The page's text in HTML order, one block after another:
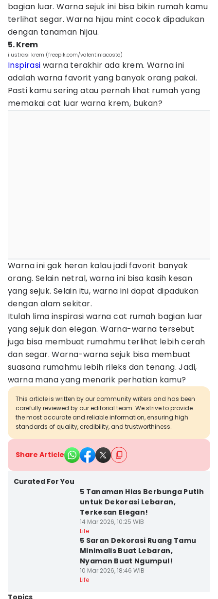
bagian luar. Warna sejuk ini bisa bikin rumah kamu
terlihat segar. Warna hijau mint cocok dipadukan
dengan tanaman hijau.
5. Krem
ilustrasi krem (freepik.com/valentinlacoste)
Inspirasi warna terakhir ada krem. Warna ini
adalah warna favorit yang banyak orang pakai.
Pasti kamu sering atau pernah lihat rumah yang
memakai cat luar warna krem, bukan?
Warna ini gak heran kalau jadi favorit banyak
orang. Selain netral, warna ini bisa kasih kesan
yang sejuk. Selain itu, warna ini dapat dipadukan
dengan alam sekitar.
Itulah lima inspirasi warna cat rumah bagian luar
yang sejuk dan elegan. Warna-warna tersebut
juga bisa membuat rumahmu terlihat lebih cerah
dan segar. Warna-warna sejuk bisa membuat
suasana rumahmu lebih rileks dan tenang. Jadi,
warna mana yang menarik perhatian kamu?
This article is written by our community writers and has been
carefully reviewed by our editorial team. We strive to provide
the most accurate and reliable information, ensuring high
standards of quality, credibility, and trustworthiness.
Share Article
Curated For You
5 Tanaman Hias Berbunga Putih
untuk Dekorasi Lebaran,
Terkesan Elegan!
14 Mar 2026, 10:25 WIB
Life
5 Saran Dekorasi Ruang Tamu
Minimalis Buat Lebaran,
Nyaman Buat Ngumpul!
10 Mar 2026, 18:46 WIB
Life
Topics